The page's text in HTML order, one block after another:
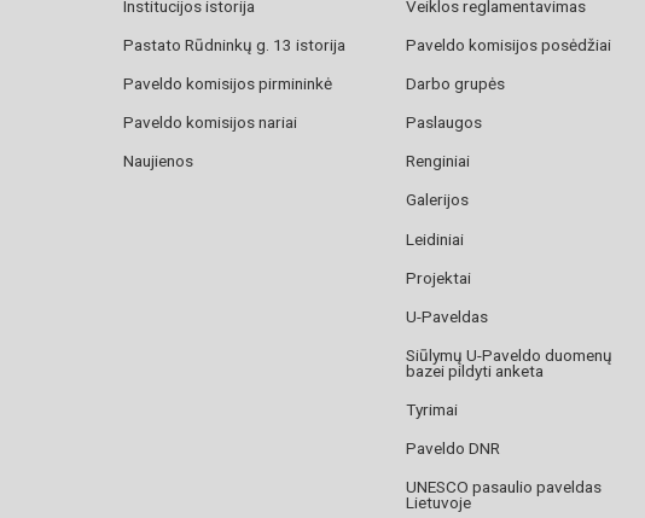
Institucijos istorija
Pastato Rūdninkų g. 13 istorija
Paveldo komisijos pirmininkė
Paveldo komisijos nariai
Naujienos
Veiklos reglamentavimas
Paveldo komisijos posėdžiai
Darbo grupės
Paslaugos
Renginiai
Galerijos
Leidiniai
Projektai
U-Paveldas
Siūlymų U-Paveldo duomenų
bazei pildyti anketa
Tyrimai
Paveldo DNR
UNESCO pasaulio paveldas
Lietuvoje